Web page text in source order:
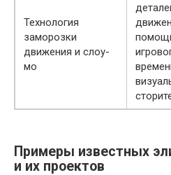
Технология
заморозки
движения и слоу-
мо
Примеры известных
и их проектов